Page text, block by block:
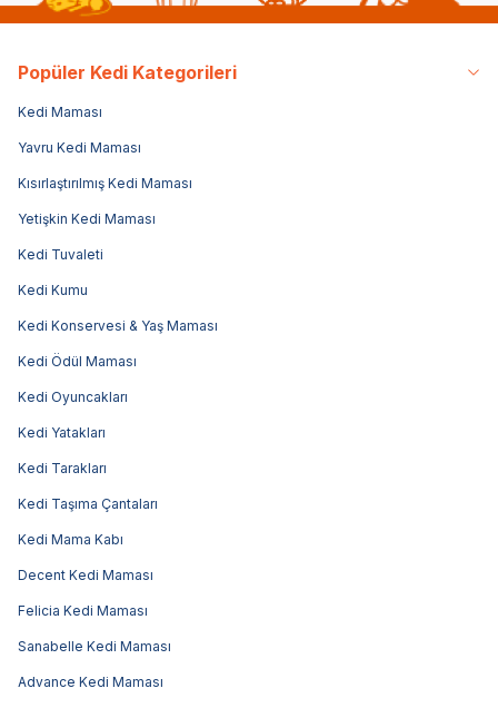
Popüler Kedi Kategorileri
Kedi Maması
Yavru Kedi Maması
Kısırlaştırılmış Kedi Maması
Yetişkin Kedi Maması
Kedi Tuvaleti
Kedi Kumu
Kedi Konservesi & Yaş Maması
Kedi Ödül Maması
Kedi Oyuncakları
Kedi Yatakları
Kedi Tarakları
Kedi Taşıma Çantaları
Kedi Mama Kabı
Decent Kedi Maması
Felicia Kedi Maması
Sanabelle Kedi Maması
Advance Kedi Maması